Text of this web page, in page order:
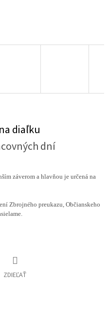
diaľku
dní
záverom a hlavňou je určená na
Zbrojného preukazu, Občianskeho
ZDIEĽAŤ